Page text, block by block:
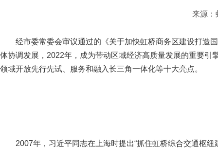
来源：
经市委常委会审议通过的《关于加快虹桥商务区建设打造
体协调发展，2022年，成为带动区域经济高质量发展的重要
领域开放先行先试、服务和融入长三角一体化等十大亮点。
2007年，习近平同志在上海时提出“抓住虹桥综合交通枢